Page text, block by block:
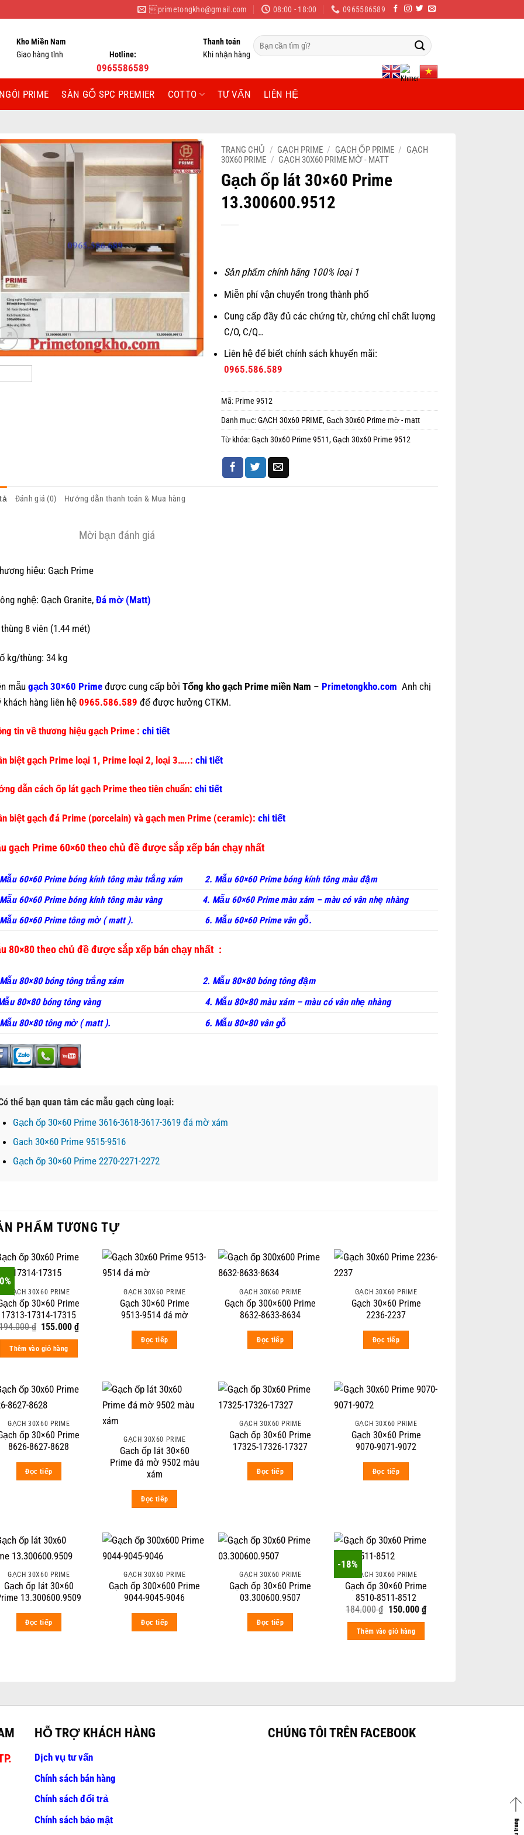
primetongkho@gmail.com 08:00 - 18:00 0965586589
Kho Miền Nam
Giao hàng tỉnh
Hotline:
0965586589
Thanh toán
Khi nhận hàng
Tìm
kiếm:
PRIME SÀN GỖ SPC PREMIER COTTO TƯ VẤN LIÊN HỆ
TRANG CHỦ / GẠCH PRIME / GẠCH ỐP PRIME / GẠCH
30X60 PRIME / GẠCH 30X60 PRIME MỜ - MATT
Gạch ốp lát 30×60 Prime
13.300600.9512
Sản phẩm chính hãng 100% loại 1
Miễn phí vận chuyển trong thành phố
Cung cấp đầy đủ các chứng từ, chứng chỉ chất lượng
C/O, C/Q…
Liên hệ để biết chính sách khuyến mãi:
0965.586.589
Mã: Prime 9512
Danh mục:GẠCH 30x60 PRIME,Gạch 30x60 Prime mờ - matt
Từ khóa:Gạch 30x60 Prime 9511,Gạch 30x60 Prime 9512
Đánh giá (0) Hướng dẫn thanh toán & Mua hàng
Mời bạn đánh giá
hiệu: Gạch Prime
nghệ: Gạch Granite, Đá mờ (Matt)
8 viên (1.44 mét)
kg/thùng: 34 kg
mẫu gạch 30×60 Prime được cung cấp bởi Tổng kho gạch Prime miền Nam – Primetongkho.com Anh chị
khách hàng liên hệ 0965.586.589 để được hưởng CTKM.
tin về thương hiệu gạch Prime : chi tiết
biệt gạch Prime loại 1, Prime loại 2, loại 3…..: chi tiết
dẫn cách ốp lát gạch Prime theo tiên chuẩn: chi tiết
biệt gạch đá Prime (porcelain) và gạch men Prime (ceramic): chi tiết
gạch Prime 60×60 theo chủ đề được sắp xếp bán chạy nhất
60×60 Prime bóng kính tông màu trắng xám
2. Mẫu 60×60 Prime bóng kính tông màu đậm
60×60 Prime bóng kính tông màu vàng
4. Mẫu 60×60 Prime màu xám – màu có vân nhẹ nhàng
60×60 Prime tông mờ ( matt ).
6. Mẫu 60×60 Prime vân gỗ.
80×80 theo chủ đề được sắp xếp bán chạy nhất :
80×80 bóng tông trắng xám
2. Mẫu 80×80 bóng tông đậm
80×80 bóng tông vàng
4. Mẫu 80×80 màu xám – màu có vân nhẹ nhàng
80×80 tông mờ ( matt ).
6. Mẫu 80×80 vân gỗ
thể bạn quan tâm các mẫu gạch cùng loại:
Gạch ốp 30×60 Prime 3616-3618-3617-3619 đá mờ xám
Gach 30×60 Prime 9515-9516
Gạch ốp 30×60 Prime 2270-2271-2272
PHẨM TƯƠNG TỰ
GẠCH 30X60 PRIME
ốp 30×60 Prime
17313-17314-17315
₫ Original
was:
194.000 ₫.
155.000₫Current
price
Thêm vào giỏ hàng
GẠCH 30X60 PRIME
Gạch 30×60 Prime
9513-9514 đá mờ
Đọc tiếp
GẠCH 30X60 PRIME
Gạch ốp 300×600 Prime
8632-8633-8634
Đọc tiếp
GẠCH 30X60 PRIME
Gạch 30×60 Prime
2236-2237
Đọc tiếp
GẠCH 30X60 PRIME
ốp 30×60 Prime
8626-8627-8628
Đọc tiếp
GẠCH 30X60 PRIME
Gạch ốp lát 30×60
Prime đá mờ 9502 màu
xám
Đọc tiếp
GẠCH 30X60 PRIME
Gạch ốp 30×60 Prime
17325-17326-17327
Đọc tiếp
GẠCH 30X60 PRIME
Gạch 30×60 Prime
9070-9071-9072
Đọc tiếp
GẠCH 30X60 PRIME
Gạch ốp lát 30×60
13.300600.9509
Đọc tiếp
GẠCH 30X60 PRIME
Gạch ốp 300×600 Prime
9044-9045-9046
Đọc tiếp
GẠCH 30X60 PRIME
Gạch ốp 30×60 Prime
03.300600.9507
Đọc tiếp
-18%
GẠCH 30X60 PRIME
Gạch ốp 30×60 Prime
8510-8511-8512
184.000₫ Original
was:
184.000 ₫.
150.000 ₫Current
price
Thêm vào giỏ hàng
HỖ TRỢ KHÁCH HÀNG
Dịch vụ tư vấn
Chính sách bán hàng
Chính sách đổi trả
Chính sách bảo mật
CHÚNG TÔI TRÊN FACEBOOK